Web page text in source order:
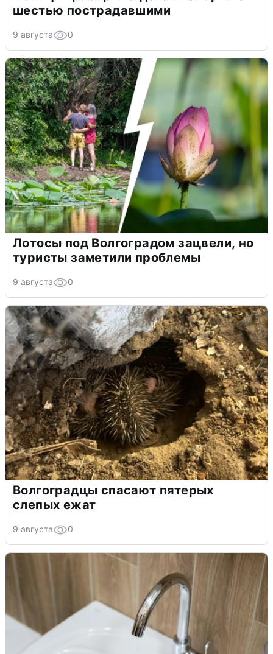
шестью пострадавшими
9 августа 0
Лотосы под Волгоградом зацвели, но
туристы заметили проблемы
9 августа 0
Волгоградцы спасают пятерых
слепых ежат
9 августа 0